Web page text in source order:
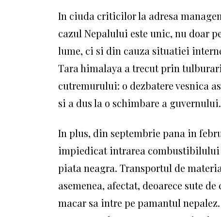
In ciuda criticilor la adresa
cazul Nepalului este unic, nu doar
lume, ci si din cauza situatiei
Tara himalaya a trecut prin
cutremurului: o dezbatere vesnica
si a dus la o schimbare a guvernului.
In plus, din septembrie pana in
impiedicat intrarea combustibilului
piata neagra. Transportul de
asemenea, afectat, deoarece sute
macar sa intre pe pamantul nepalez.